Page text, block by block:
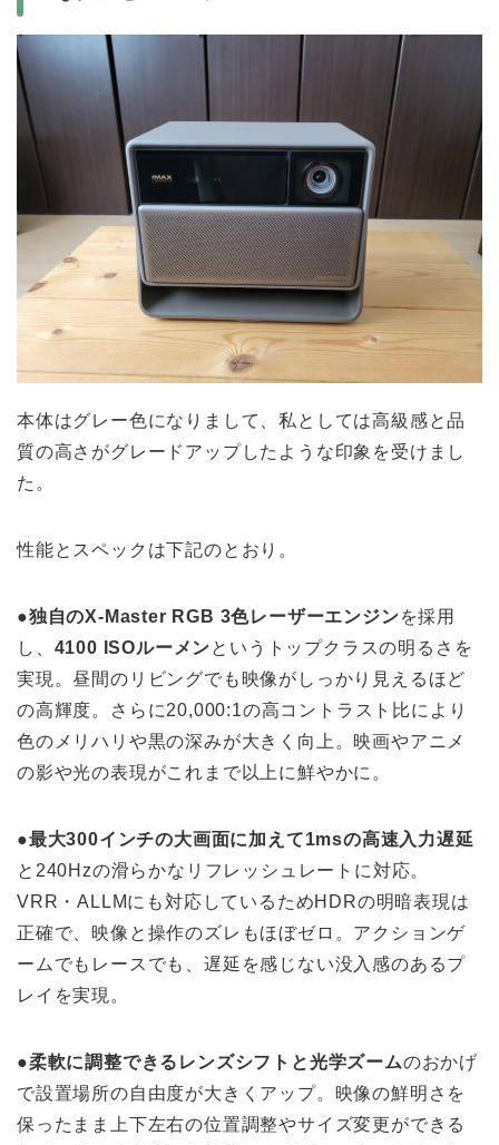
本体はグレー色になりまして、私としては高級感と品
質の高さがグレードアップしたような印象を受けまし
た。
性能とスペックは下記のとおり。
●独自のX-Master RGB 3色レーザーエンジンを採用
し、 4100 ISOルーメンというトップクラスの明るさを
実現。昼間のリビングでも映像がしっかり見えるほど
の高輝度。さらに20,000:1の高コントラスト比により
色のメリハリや黒の深みが大きく向上。映画やアニメ
の影や光の表現がこれまで以上に鮮やかに。
●最大300インチの大画面に加えて1msの高速入力遅延
と240Hzの滑らかなリフレッシュレートに対応。
VRR・ALLMにも対応しているためHDRの明暗表現は
正確で、映像と操作のズレもほぼゼロ。アクションゲ
ームでもレースでも、遅延を感じない没入感のあるプ
レイを実現。
●柔軟に調整できるレンズシフトと光学ズームのおかげ
で設置場所の自由度が大きくアップ。映像の鮮明さを
保ったまま上下左右の位置調整やサイズ変更ができる